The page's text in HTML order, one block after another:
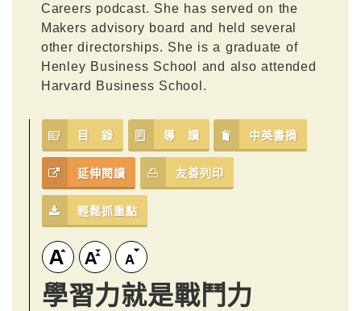
Careers podcast. She has served on the
Makers advisory board and held several
other directorships. She is a graduate of
Henley Business School and also attended
Harvard Business School.
目 錄 導 讀 中英書摘
延伸閱讀 友善列印
輕鬆抓重點
學習力就是戰鬥力